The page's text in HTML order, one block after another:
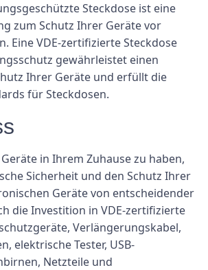
Steckdose ist eine
zum Schutz Ihrer Geräte vor
Eine VDE-zertifizierte Steckdose
gewährleistet einen
Ihrer Geräte und erfüllt die
für Steckdosen.
in Ihrem Zuhause zu haben,
Sicherheit und den Schutz Ihrer
Geräte von entscheidender
die Investition in VDE-zertifizierte
Verlängerungskabel,
elektrische Tester, USB-
Netzteile und